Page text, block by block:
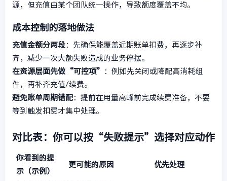
源，但充值由某个团队统一操作，导致额度覆盖不均。
成本控制的落地做法
充值金额分两段 ：先确保能覆盖近期账单扣费，再逐步补
齐，减少一次大额失败造成的业务停摆。
在资源层面先做“可控项”
：例如先关闭或降配高消耗组
件，再补齐充值/续费。
避免账单周期错配：提前在用量高峰前完成续费准备，不要
等到触发扣费才集中处理。
对比表：你可以按“失败提示”选择对应动作
你看到的提
示（示例）
更可能的原因 优先处理